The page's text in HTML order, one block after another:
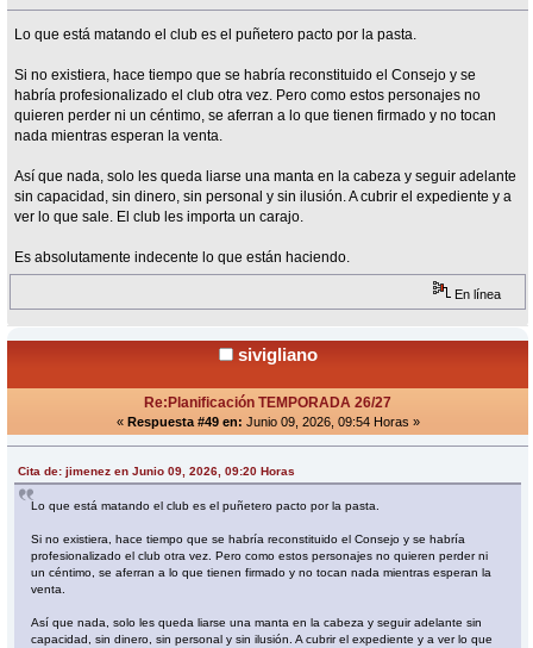
Lo que está matando el club es el puñetero pacto por la pasta.
Si no existiera, hace tiempo que se habría reconstituido el Consejo y se
habría profesionalizado el club otra vez. Pero como estos personajes no
quieren perder ni un céntimo, se aferran a lo que tienen firmado y no tocan
nada mientras esperan la venta.
Así que nada, solo les queda liarse una manta en la cabeza y seguir adelante
sin capacidad, sin dinero, sin personal y sin ilusión. A cubrir el expediente y a
ver lo que sale. El club les importa un carajo.
Es absolutamente indecente lo que están haciendo.
En línea
sivigliano
Re:Planificación TEMPORADA 26/27
« Respuesta #49 en: Junio 09, 2026, 09:54 Horas »
Cita de: jimenez en Junio 09, 2026, 09:20 Horas
Lo que está matando el club es el puñetero pacto por la pasta.
Si no existiera, hace tiempo que se habría reconstituido el Consejo y se habría
profesionalizado el club otra vez. Pero como estos personajes no quieren perder ni
un céntimo, se aferran a lo que tienen firmado y no tocan nada mientras esperan la
venta.
Así que nada, solo les queda liarse una manta en la cabeza y seguir adelante sin
capacidad, sin dinero, sin personal y sin ilusión. A cubrir el expediente y a ver lo que